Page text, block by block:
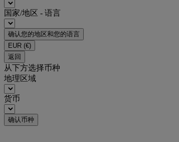
国家/地区 - 语言
确认您的地区和您的语言
EUR (€)
返回
从下方选择币种
地理区域
货币
确认币种